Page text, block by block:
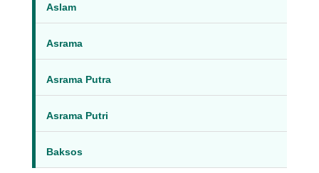
Aslam
Asrama
Asrama Putra
Asrama Putri
Baksos